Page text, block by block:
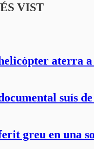
VIST
aterra a
suís
greu en una